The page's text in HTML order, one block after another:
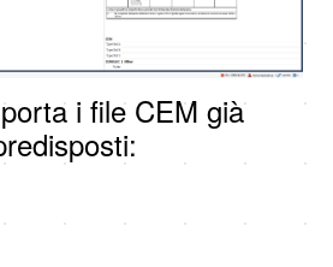
i file CEM già